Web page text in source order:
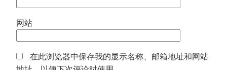
网站
在此浏览器中保存我的显示名称、邮箱地址和网站